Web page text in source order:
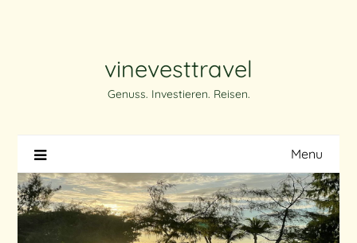
vinevesttravel
Genuss. Investieren. Reisen.
Menu